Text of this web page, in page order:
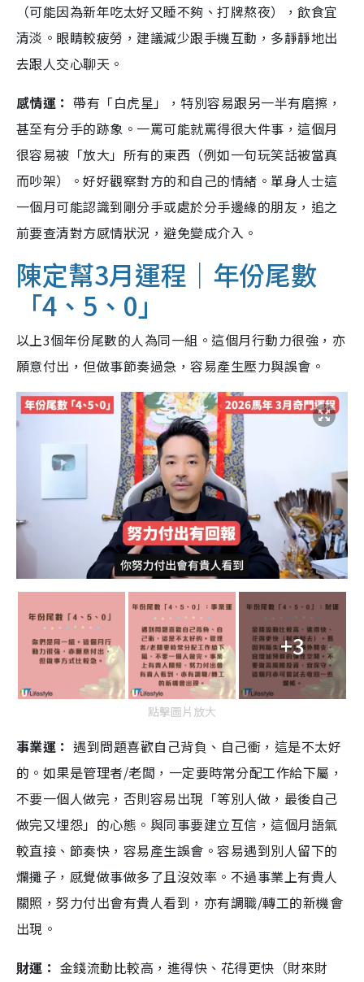
（可能因為新年吃太好又睡不夠、打牌熬夜），飲食宜
清淡。眼睛較疲勞，建議減少跟手機互動，多靜靜地出
去跟人交心聊天。
感情運： 帶有「白虎星」，特別容易跟另一半有磨擦，
甚至有分手的跡象。一罵可能就罵得很大件事，這個月
很容易被「放大」所有的東西（例如一句玩笑話被當真
而吵架）。好好觀察對方的和自己的情緒。單身人士這
一個月可能認識到剛分手或處於分手邊緣的朋友，追之
前要查清對方感情狀況，避免變成介入。
陳定幫3月運程｜年份尾數
「4、5、0」
以上3個年份尾數的人為同一組。這個月行動力很強，亦
願意付出，但做事節奏過急，容易產生壓力與誤會。
+3
點擊圖片放大
事業運： 遇到問題喜歡自己背負、自己衝，這是不太好
的。如果是管理者/老闆，一定要時常分配工作給下屬，
不要一個人做完，否則容易出現「等別人做，最後自己
做完又埋怨」的心態。與同事要建立互信，這個月語氣
較直接、節奏快，容易產生誤會。容易遇到別人留下的
爛攤子，感覺做事做多了且沒效率。不過事業上有貴人
關照，努力付出會有貴人看到，亦有調職/轉工的新機會
出現。
財運： 金錢流動比較高，進得快、花得更快（財來財